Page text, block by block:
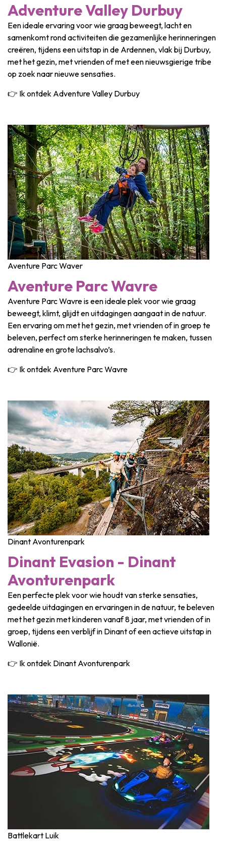
Adventure Valley Durbuy
Een ideale ervaring voor wie graag beweegt, lacht en
samenkomt rond activiteiten die gezamenlijke herinneringen
creëren, tijdens een uitstap in de Ardennen, vlak bij Durbuy,
met het gezin, met vrienden of met een nieuwsgierige tribe
op zoek naar nieuwe sensaties.
👉 Ik ontdek Adventure Valley Durbuy
Aventure Parc Waver
Aventure Parc Wavre
Aventure Parc Wavre is een ideale plek voor wie graag
beweegt, klimt, glijdt en uitdagingen aangaat in de natuur.
Een ervaring om met het gezin, met vrienden of in groep te
beleven, perfect om sterke herinneringen te maken, tussen
adrenaline en grote lachsalvo’s.
👉 Ik ontdek Aventure Parc Wavre
Dinant Avonturenpark
Dinant Evasion - Dinant
Avonturenpark
Een perfecte plek voor wie houdt van sterke sensaties,
gedeelde uitdagingen en ervaringen in de natuur, te beleven
met het gezin met kinderen vanaf 8 jaar, met vrienden of in
groep, tijdens een verblijf in Dinant of een actieve uitstap in
Wallonië.
👉 Ik ontdek Dinant Avonturenpark
Battlekart Luik